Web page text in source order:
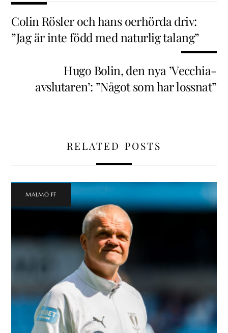
Colin Rösler och hans oerhörda driv:
”Jag är inte född med naturlig talang”
Hugo Bolin, den nya ’Vecchia-
avslutaren’: ”Något som har lossnat”
RELATED POSTS
MALMÖ FF